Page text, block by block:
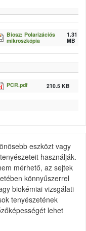
Biosz: Polarizációs
mikroszkópia
1.31
MB
PCR.pdf 210.5 KB
eszközt vagy
használják.
mérhető, az sejtek
könnyűszerrel
biokémiai vizsgálati
tenyészetének
lehet